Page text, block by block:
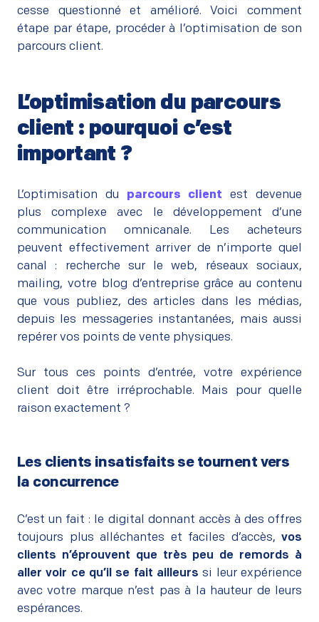
cesse questionné et amélioré. Voici comment
étape par étape, procéder à l’optimisation de son
parcours client.
L’optimisation du parcours
client : pourquoi c’est
important ?
L’optimisation du parcours client est devenue
plus complexe avec le développement d’une
communication omnicanale. Les acheteurs
peuvent effectivement arriver de n’importe quel
canal : recherche sur le web, réseaux sociaux,
mailing, votre blog d’entreprise grâce au contenu
que vous publiez, des articles dans les médias,
depuis les messageries instantanées, mais aussi
repérer vos points de vente physiques.
Sur tous ces points d’entrée, votre expérience
client doit être irréprochable. Mais pour quelle
raison exactement ?
Les clients insatisfaits se tournent vers
la concurrence
C’est un fait : le digital donnant accès à des offres
toujours plus alléchantes et faciles d’accès, vos
clients n’éprouvent que très peu de remords à
aller voir ce qu’il se fait ailleurs si leur expérience
avec votre marque n’est pas à la hauteur de leurs
espérances.